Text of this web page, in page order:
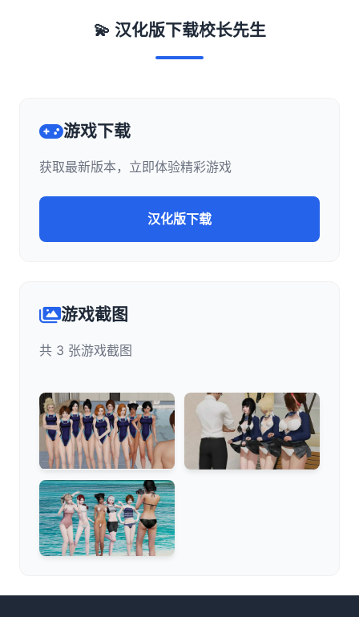
💫 汉化版下载校长先生
游戏下载
获取最新版本，立即体验精彩游戏
汉化版下载
游戏截图
共 3 张游戏截图